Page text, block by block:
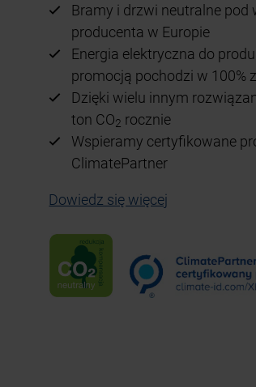
Bramy i drzwi neutralne pod
producenta w Europie
Energia elektryczna do
promocją pochodzi w 100%
Dzięki wielu innym
ton CO2 rocznie
Wspieramy certyfikowane
ClimatePartner
Dowiedz się więcej